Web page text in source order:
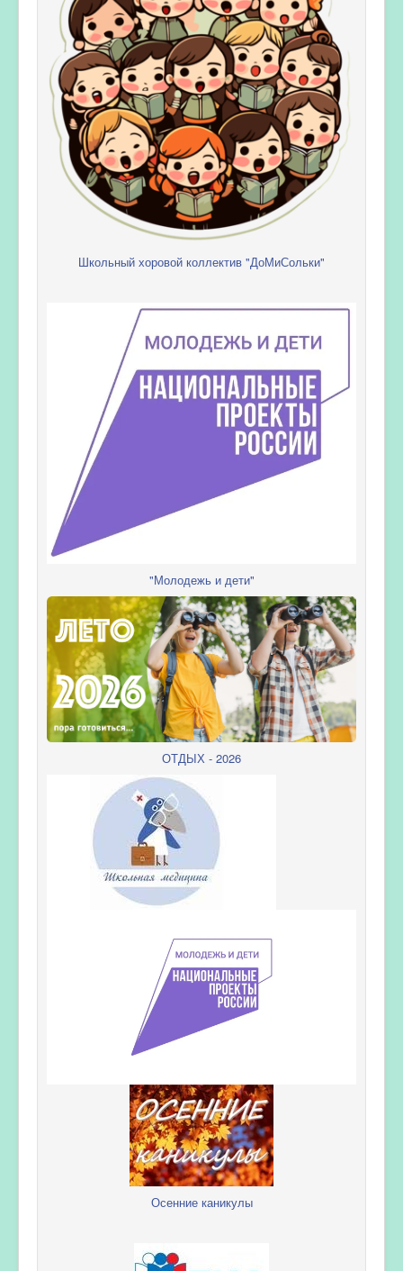
Школьный хоровой коллектив "ДоМиСольки"
"Молодежь и дети"
ОТДЫХ - 2026
Осенние каникулы